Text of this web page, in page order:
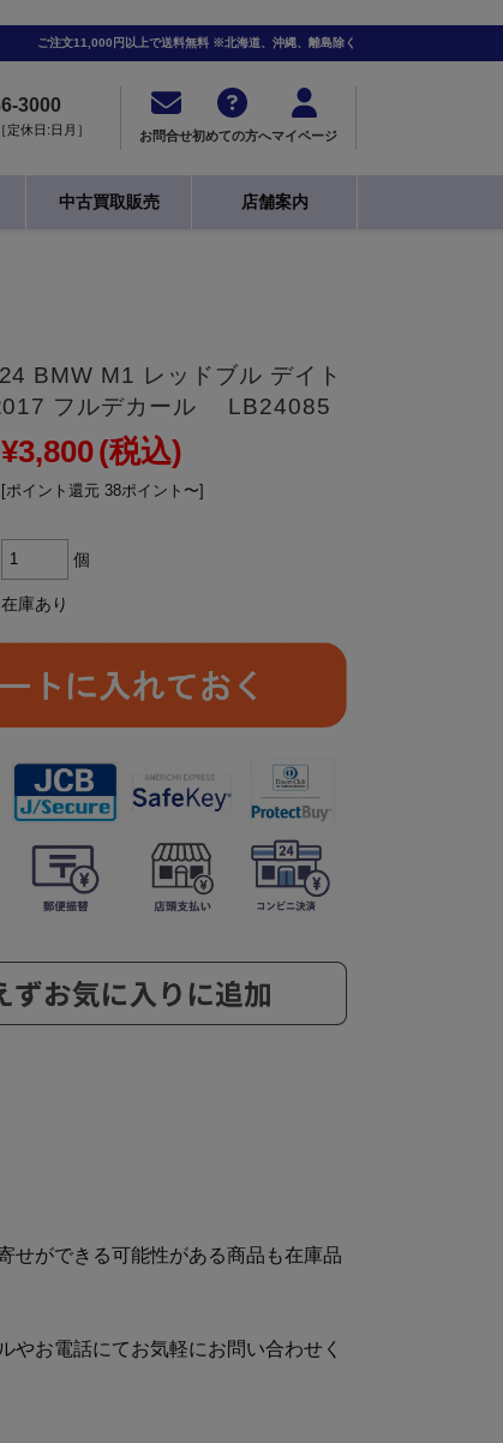
ご注文11,000円以上で送料無料 ※北海道、沖縄、離島除く
3000
休日:日月］ お問合せ初めての方へマイページ
中古買取販売 店舗案内
BMW M1 レッドブル デイト
フルデカール LB24085
¥3,800(税込)
[ポイント還元 38ポイント〜]
個
在庫あり
せができる可能性がある商品も在庫品
お電話にてお気軽にお問い合わせく